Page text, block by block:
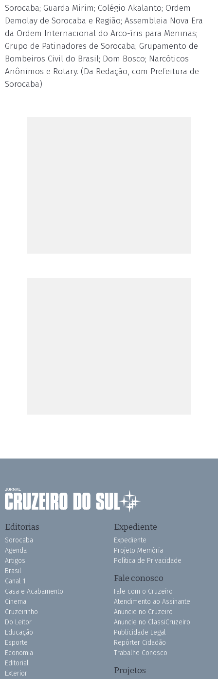
Sorocaba; Guarda Mirim; Colégio Akalanto; Ordem
Demolay de Sorocaba e Região; Assembleia Nova Era
da Ordem Internacional do Arco-íris para Meninas;
Grupo de Patinadores de Sorocaba; Grupamento de
Bombeiros Civil do Brasil; Dom Bosco; Narcóticos
Anônimos e Rotary. (Da Redação, com Prefeitura de
Sorocaba)
Editorias
Sorocaba
Agenda
Artigos
Brasil
Canal 1
Casa e Acabamento
Cinema
Cruzeirinho
Do Leitor
Educação
Esporte
Economia
Editorial
Exterior
Expediente
Expediente
Projeto Memória
Política de Privacidade
Fale conosco
Fale com o Cruzeiro
Atendimento ao Assinante
Anuncie no Cruzeiro
Anuncie no ClassiCruzeiro
Publicidade Legal
Repórter Cidadão
Trabalhe Conosco
Projetos